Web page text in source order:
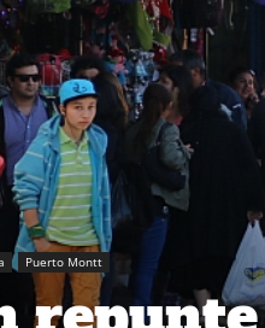
Puerto Montt